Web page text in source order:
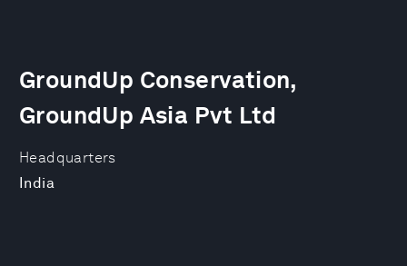
Headquarters
India
GroundUp Conservation,
GroundUp Asia Pvt Ltd